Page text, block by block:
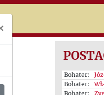
Bohater:
Bohater:
Bohater: